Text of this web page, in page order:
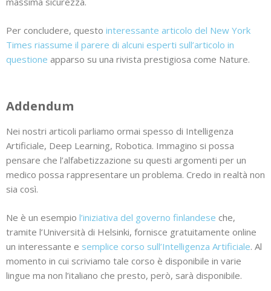
Per concludere, questo interessante articolo del New York
Times riassume il parere di alcuni esperti sull’articolo in
questione apparso su una rivista prestigiosa come Nature.
Addendum
Nei nostri articoli parliamo ormai spesso di Intelligenza
Artificiale, Deep Learning, Robotica. Immagino si possa
pensare che l’alfabetizzazione su questi argomenti per un
medico possa rappresentare un problema. Credo in realtà non
sia così.
Ne è un esempio l’iniziativa del governo finlandese che,
tramite l’Università di Helsinki, fornisce gratuitamente online
un interessante e semplice corso sull’Intelligenza Artificiale. Al
momento in cui scriviamo tale corso è disponibile in varie
lingue ma non l’italiano che presto, però, sarà disponibile.